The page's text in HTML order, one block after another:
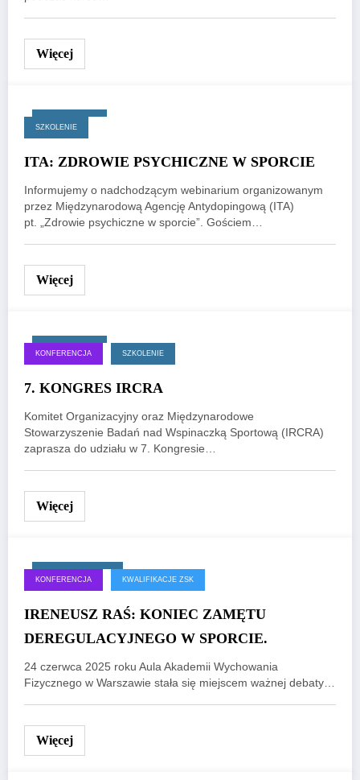
Więcej
22 lipca, 2025
SZKOLENIE
ITA: ZDROWIE PSYCHICZNE W SPORCIE
Informujemy o nadchodzącym webinarium organizowanym
przez Międzynarodową Agencję Antydopingową (ITA)
pt. „Zdrowie psychiczne w sporcie”. Gościem…
Więcej
18 lipca, 2025
KONFERENCJA SZKOLENIE
7. KONGRES IRCRA
Komitet Organizacyjny oraz Międzynarodowe
Stowarzyszenie Badań nad Wspinaczką Sportową (IRCRA)
zaprasza do udziału w 7. Kongresie…
Więcej
30 czerwca, 2025
KONFERENCJA KWALIFIKACJE ZSK
IRENEUSZ RAŚ: KONIEC ZAMĘTU
DEREGULACYJNEGO W SPORCIE.
24 czerwca 2025 roku Aula Akademii Wychowania
Fizycznego w Warszawie stała się miejscem ważnej debaty…
Więcej